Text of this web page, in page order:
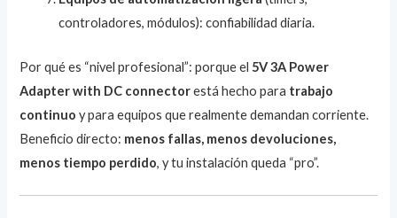
controladores, módulos): confiabilidad diaria.
Por qué es “nivel profesional”: porque el 5V 3A Power
Adapter with DC connectorestá hecho para trabajo
continuo y para equipos que realmente demandan corriente.
Beneficio directo: menos fallas, menos devoluciones,
menos tiempo perdido, y tu instalación queda “pro”.